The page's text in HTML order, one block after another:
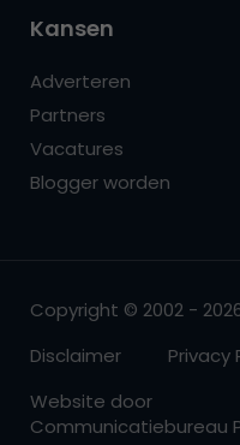
Kansen
Adverteren
Partners
Vacatures
Blogger worden
Copyright © 2002 -
Disclaimer
Privacy
Website door
Communicatiebureau